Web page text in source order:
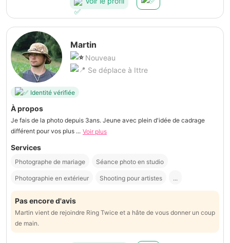
Martin
Nouveau
Se déplace à Ittre
Identité vérifiée
À propos
Je fais de la photo depuis 3ans. Jeune avec plein d'idée de cadrage
différent pour vos plus ... Voir plus
Services
Photographe de mariage Séance photo en studio
Photographie en extérieur Shooting pour artistes ...
Pas encore d'avis
Martin vient de rejoindre Ring Twice et a hâte de vous donner un coup
de main.